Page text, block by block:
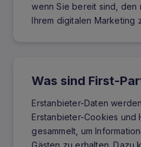
wenn Sie bereit sind, den
Ihrem digitalen Marketing
Was sind First-
Erstanbieter-Daten
Erstanbieter-Cookies und
gesammelt, um
Gästen zu erhalten. Dazu